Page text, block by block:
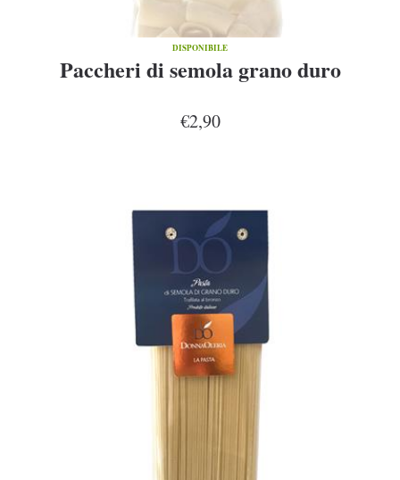
DISPONIBILE
Paccheri di semola grano duro
€2,90